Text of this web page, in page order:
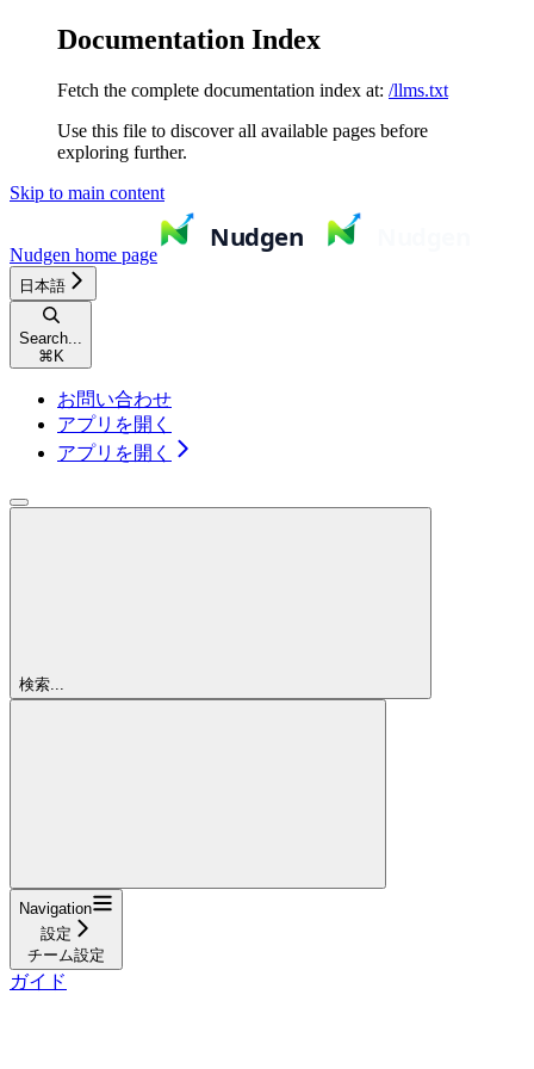
Documentation Index
Fetch the complete documentation index at: /llms.txt
Use this file to discover all available pages before
exploring further.
Skip to main content
Nudgen home page
日本語
Search...
⌘ K
お問い合わせ
アプリを開く
アプリを開く
検索...
Navigation
設定
チーム設定
ガイド